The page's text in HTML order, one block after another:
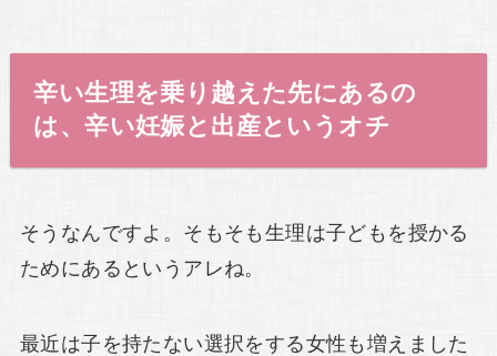
辛い生理を乗り越えた先にあるの
は、辛い妊娠と出産というオチ
そうなんですよ。そもそも生理は子どもを授かる
ためにあるというアレね。
最近は子を持たない選択をする女性も増えました